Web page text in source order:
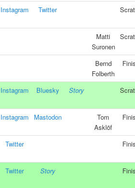
Instagram Twitter
Matti
Suronen
Bernd
Folberth
Instagram Bluesky Story
Instagram Mastodon
Tom
Asklöf
Twitter
Twitter Story